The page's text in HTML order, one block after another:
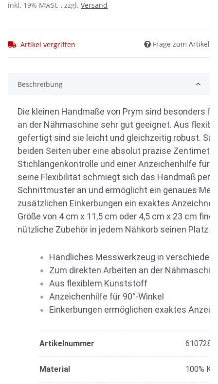
inkl. 19% MwSt. , zzgl. Versand
Artikel vergriffen Frage zum Artikel
Beschreibung
Die kleinen Handmaße von Prym sind besonders
an der Nähmaschine sehr gut geeignet. Aus
gefertigt sind sie leicht und gleichzeitig robust. Sie
beiden Seiten über eine absolut präzise
Stichlängenkontrolle und einer Anzeichenhilfe für
seine Flexibilität schmiegt sich das Handmaß
Schnittmuster an und ermöglicht ein genaues
zusätzlichen Einkerbungen ein exaktes
Größe von 4 cm x 11,5 cm oder 4,5 cm x 23 cm
nützliche Zubehör in jedem Nähkorb seinen Platz.
Handliches Messwerkzeug in
Zum direkten Arbeiten an der
Aus flexiblem Kunststoff
Anzeichenhilfe für 90°-Winkel
Einkerbungen ermöglichen exaktes
Artikelnummer 610728
Material 100%